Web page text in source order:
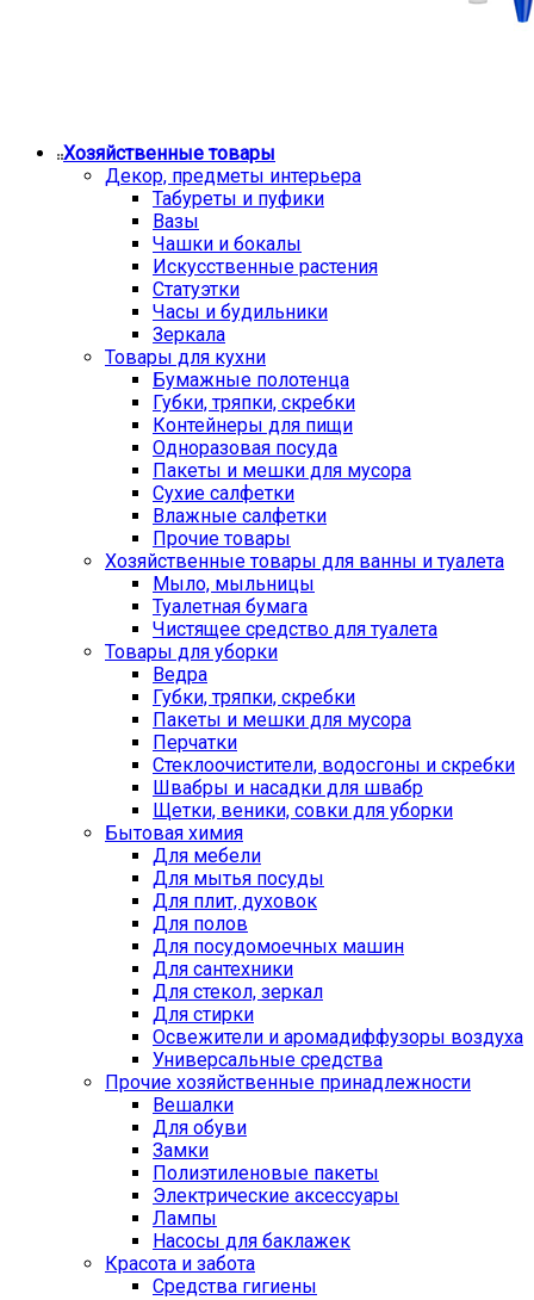
Хозяйственные товары
Декор, предметы интерьера
Табуреты и пуфики
Вазы
Чашки и бокалы
Искусственные растения
Статуэтки
Часы и будильники
Зеркала
Товары для кухни
Бумажные полотенца
Губки, тряпки, скребки
Контейнеры для пищи
Одноразовая посуда
Пакеты и мешки для мусора
Сухие салфетки
Влажные салфетки
Прочие товары
Хозяйственные товары для ванны и туалета
Мыло, мыльницы
Туалетная бумага
Чистящее средство для туалета
Товары для уборки
Ведра
Губки, тряпки, скребки
Пакеты и мешки для мусора
Перчатки
Стеклоочистители, водосгоны и скребки
Швабры и насадки для швабр
Щетки, веники, совки для уборки
Бытовая химия
Для мебели
Для мытья посуды
Для плит, духовок
Для полов
Для посудомоечных машин
Для сантехники
Для стекол, зеркал
Для стирки
Освежители и аромадиффузоры воздуха
Универсальные средства
Прочие хозяйственные принадлежности
Вешалки
Для обуви
Замки
Полиэтиленовые пакеты
Электрические аксессуары
Лампы
Насосы для баклажек
Красота и забота
Средства гигиены